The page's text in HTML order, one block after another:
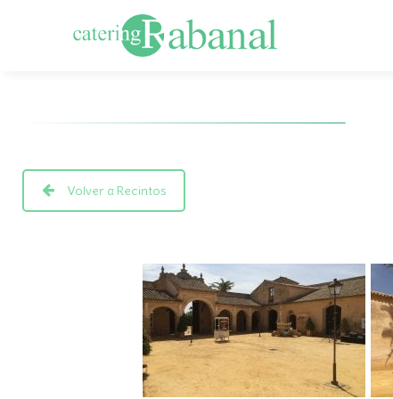
Volver a Recintos